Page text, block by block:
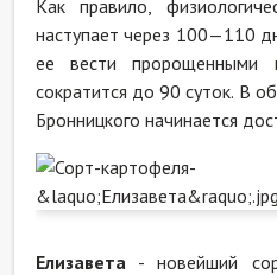
Как правило,
наступает через 100—110
ее вести пророщенными
сократится до 90 суток. В
Бронницкого начинается
Елизавета - новейший